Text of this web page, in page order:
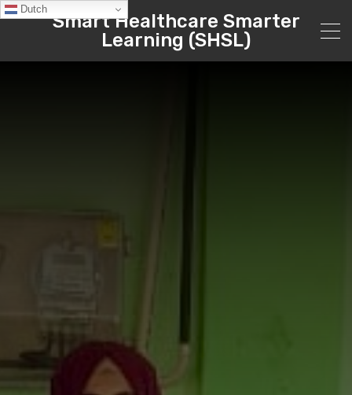
Smart Healthcare Smarter
Learning (SHSL)
Dutch